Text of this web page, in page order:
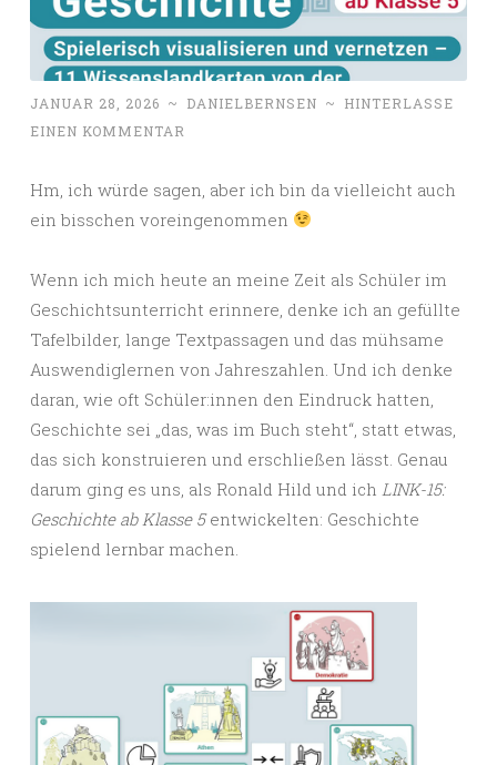
JANUAR 28, 2026 ~ DANIELBERNSEN ~
HINTERLASSE
EINEN KOMMENTAR
Hm, ich würde sagen, aber ich bin da vielleicht auch
ein bisschen voreingenommen
Wenn ich mich heute an meine Zeit als Schüler im
Geschichtsunterricht erinnere, denke ich an gefüllte
Tafelbilder, lange Textpassagen und das mühsame
Auswendiglernen von Jahreszahlen. Und ich denke
daran, wie oft Schüler:innen den Eindruck hatten,
Geschichte sei „das, was im Buch steht“, statt etwas,
das sich konstruieren und erschließen lässt. Genau
darum ging es uns, als Ronald Hild und ich LINK-15:
Geschichte ab Klasse 5entwickelten: Geschichte
spielend lernbar machen.